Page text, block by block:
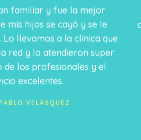
/
5
familiar y fue la mejor
mis hijos se cayó y se le
llevamos a la clínica que
red y lo atendieron super
de los profesionales y el
excelentes.
VELÁSQUEZ